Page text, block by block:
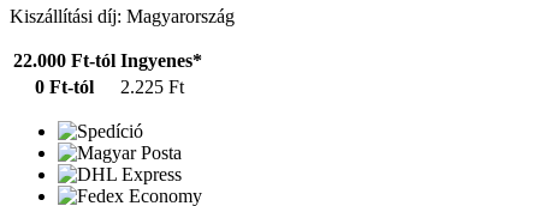
Kiszállítási díj: Magyarország
22.000 Ft-tól Ingyenes*
0 Ft-tól
2.225 Ft